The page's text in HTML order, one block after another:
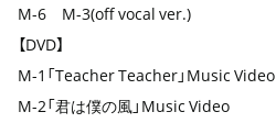
M-6 M-3(off vocal ver.)
【DVD】
M-1「Teacher Teacher」Music Video
M-2「君は僕の風」Music Video